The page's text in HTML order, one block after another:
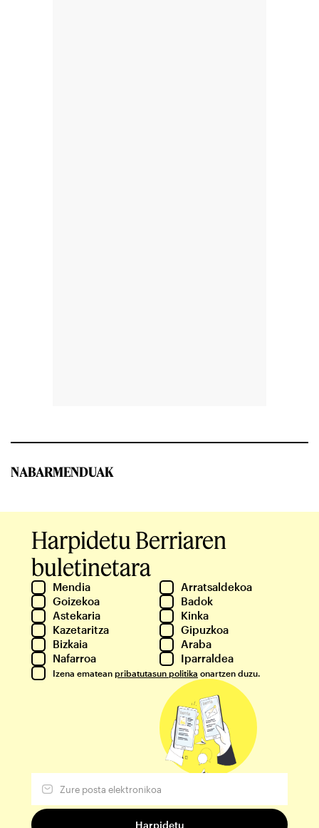
NABARMENDUAK
Harpidetu Berriaren
buletinetara
Mendia
Arratsaldekoa
Goizekoa
Badok
Astekaria
Kinka
Kazetaritza
Gipuzkoa
Bizkaia
Araba
Nafarroa
Iparraldea
Izena ematean pribatutasun politika onartzen duzu.